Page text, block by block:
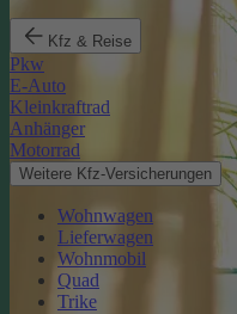
Kfz & Reise
Pkw
E-Auto
Kleinkraftrad
Anhänger
Motorrad
Weitere Kfz-Versicherungen
Wohnwagen
Lieferwagen
Wohnmobil
Quad
Trike